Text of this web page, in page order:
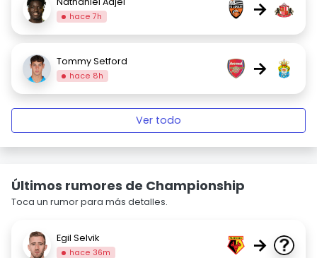
hace 7h →
Tommy Setford
hace 8h →
Ver todo
Últimos rumores de Championship
Toca un rumor para más detalles.
Egil Selvik
hace 36m →